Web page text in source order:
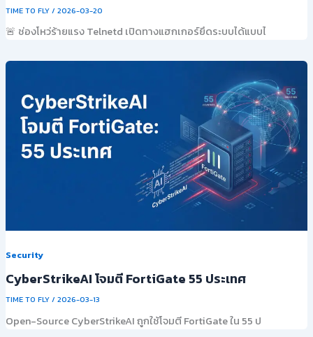
TIME TO FLY/ 2026-03-20
🚨 ช่องโหว่ร้ายแรง Telnetd เปิดทางแฮกเกอร์ยึดระบบได้แบบไ
Security
CyberStrikeAI โจมตี FortiGate 55 ประเทศ
TIME TO FLY/ 2026-03-13
Open-Source CyberStrikeAI ถูกใช้โจมตี FortiGate ใน 55 ป